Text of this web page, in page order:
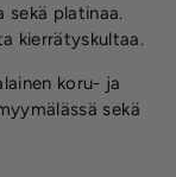
sekä platinaa.
kierrätyskultaa.
koru- ja
sekä